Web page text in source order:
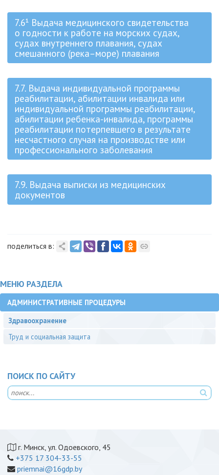
7.6¹ Выдача медицинского свидетельства
о годности к работе на морских судах,
судах внутреннего плавания, судах
смешанного (река–море) плавания
7.7. Выдача индивидуальной программы
реабилитации, абилитации инвалида или
индивидуальной программы реабилитации,
абилитации ребенка-инвалида, программы
реабилитации потерпевшего в результате
несчастного случая на производстве или
профессионального заболевания
7.9. Выдача выписки из медицинских
документов
поделиться в:
МЕНЮ РАЗДЕЛА
АДМИНИСТРАТИВНЫЕ ПРОЦЕДУРЫ
Здравоохранение
Труд и социальная защита
ПОИСК ПО САЙТУ
г. Минск, ул. Одоевского, 45
+375 17 304-33-55
priemnai@16gdp.by